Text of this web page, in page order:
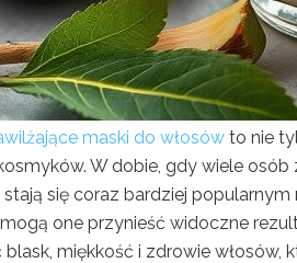
maski do włosów to nie
W dobie, gdy wiele
się coraz bardziej
mogą one przynieść widoczne
miękkość i zdrowie włosów,